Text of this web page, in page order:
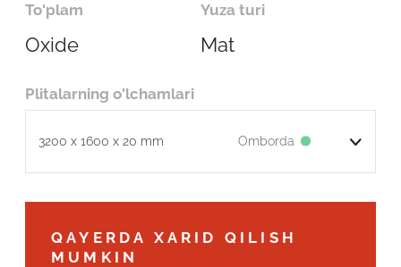
To'plam
Oxide
Yuza turi
Mat
Plitalarning o'lchamlari
3200 x 1600 x 20 mm Omborda
QAYERDA XARID QILISH
MUMKIN
Robot emasligingizni tasdiqlang